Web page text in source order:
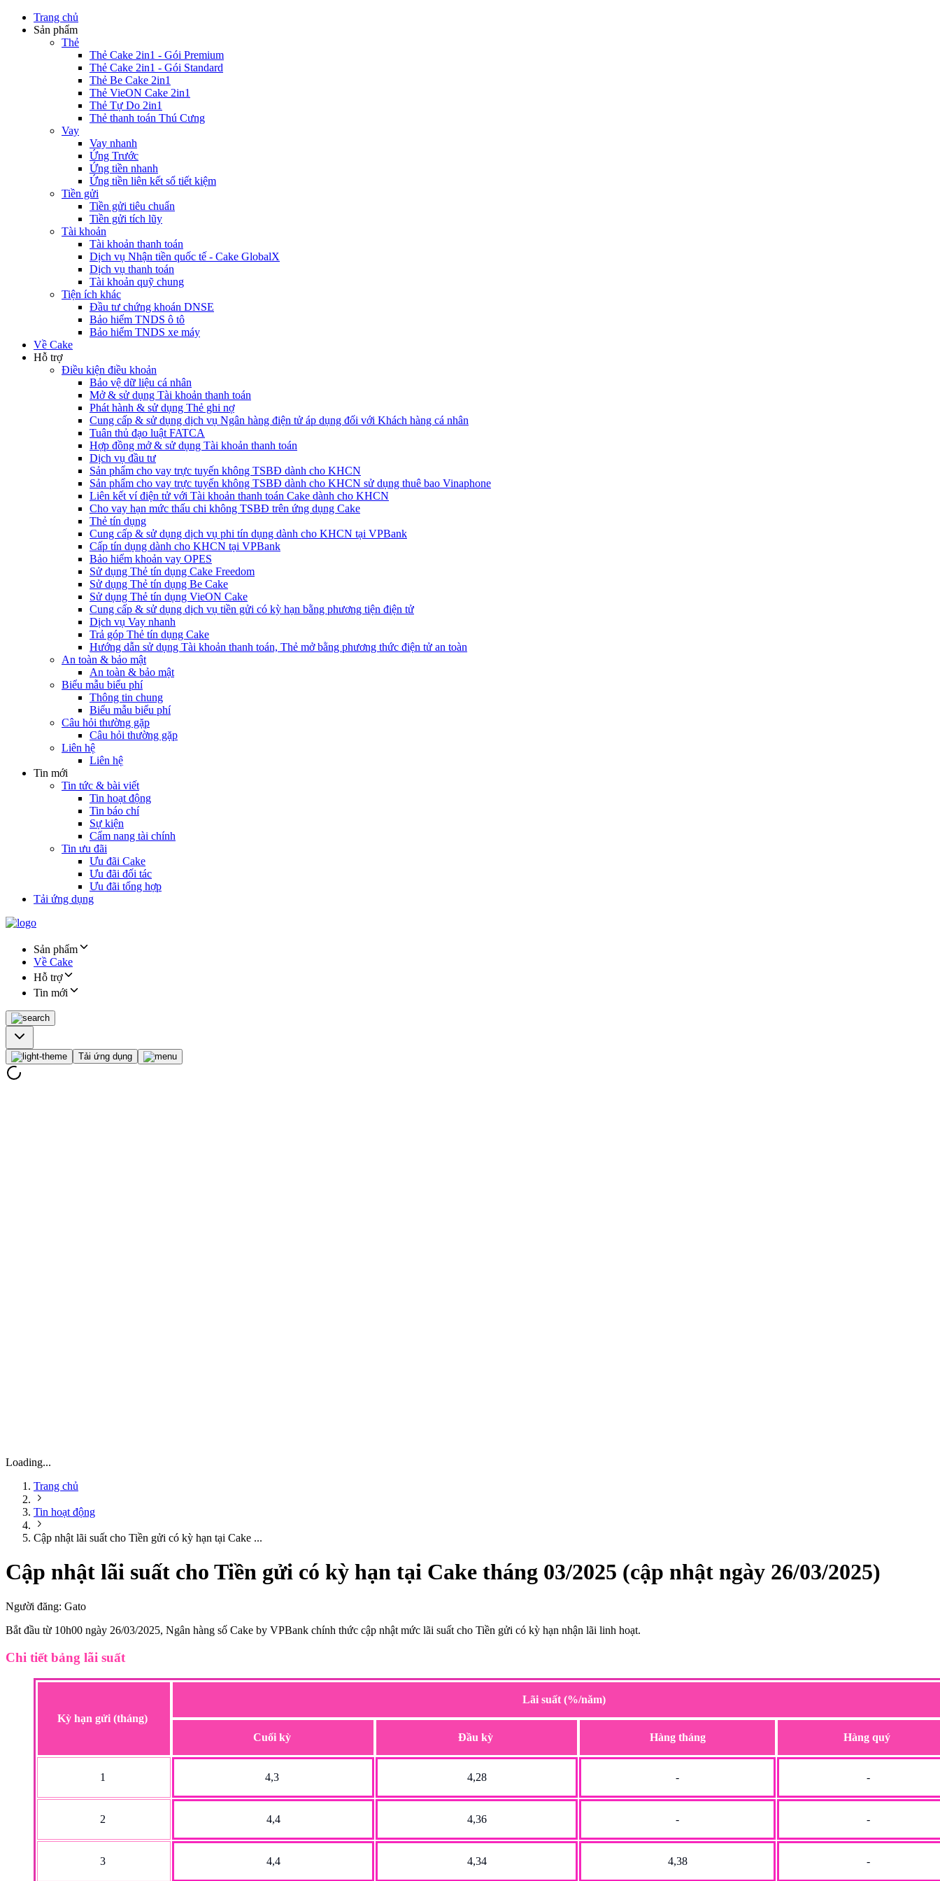
Trang chủ
Sản phẩm
Thẻ
Thẻ Cake 2in1 - Gói Premium
Thẻ Cake 2in1 - Gói Standard
Thẻ Be Cake 2in1
Thẻ VieON Cake 2in1
Thẻ Tự Do 2in1
Thẻ thanh toán Thú Cưng
Vay
Vay nhanh
Ứng Trước
Ứng tiền nhanh
Ứng tiền liên kết sổ tiết kiệm
Tiền gửi
Tiền gửi tiêu chuẩn
Tiền gửi tích lũy
Tài khoản
Tài khoản thanh toán
Dịch vụ Nhận tiền quốc tế - Cake GlobalX
Dịch vụ thanh toán
Tài khoản quỹ chung
Tiện ích khác
Đầu tư chứng khoán DNSE
Bảo hiểm TNDS ô tô
Bảo hiểm TNDS xe máy
Về Cake
Hỗ trợ
Điều kiện điều khoản
Bảo vệ dữ liệu cá nhân
Mở & sử dụng Tài khoản thanh toán
Phát hành & sử dụng Thẻ ghi nợ
Cung cấp & sử dụng dịch vụ Ngân hàng điện tử áp dụng đối với Khách hàng cá nhân
Tuân thủ đạo luật FATCA
Hợp đồng mở & sử dụng Tài khoản thanh toán
Dịch vụ đầu tư
Sản phẩm cho vay trực tuyến không TSBĐ dành cho KHCN
Sản phẩm cho vay trực tuyến không TSBĐ dành cho KHCN sử dụng thuê bao Vinaphone
Liên kết ví điện tử với Tài khoản thanh toán Cake dành cho KHCN
Cho vay hạn mức thấu chi không TSBĐ trên ứng dụng Cake
Thẻ tín dụng
Cung cấp & sử dụng dịch vụ phi tín dụng dành cho KHCN tại VPBank
Cấp tín dụng dành cho KHCN tại VPBank
Bảo hiểm khoản vay OPES
Sử dụng Thẻ tín dụng Cake Freedom
Sử dụng Thẻ tín dụng Be Cake
Sử dụng Thẻ tín dụng VieON Cake
Cung cấp & sử dụng dịch vụ tiền gửi có kỳ hạn bằng phương tiện điện tử
Dịch vụ Vay nhanh
Trả góp Thẻ tín dụng Cake
Hướng dẫn sử dụng Tài khoản thanh toán, Thẻ mở bằng phương thức điện tử an toàn
An toàn & bảo mật
An toàn & bảo mật
Biểu mẫu biểu phí
Thông tin chung
Biểu mẫu biểu phí
Câu hỏi thường gặp
Câu hỏi thường gặp
Liên hệ
Liên hệ
Tin mới
Tin tức & bài viết
Tin hoạt động
Tin báo chí
Sự kiện
Cẩm nang tài chính
Tin ưu đãi
Ưu đãi Cake
Ưu đãi đối tác
Ưu đãi tổng hợp
Tải ứng dụng
Sản phẩm
Về Cake
Hỗ trợ
Tin mới
Tải ứng dụng
Loading...
Trang chủ
Tin hoạt động
Cập nhật lãi suất cho Tiền gửi có kỳ hạn tại Cake ...
Cập nhật lãi suất cho Tiền gửi có kỳ hạn tại Cake tháng 03/2025 (cập nhật ngày 26/03/2025)
Người đăng: Gato
Bắt đầu từ 10h00 ngày 26/03/2025, Ngân hàng số Cake by VPBank chính thức cập nhật mức lãi suất cho Tiền gửi có kỳ hạn nhận lãi linh hoạt.
Chi tiết bảng lãi suất
Kỳ hạn gửi (tháng)
Lãi suất (%/năm)
Cuối kỳ Đầu kỳ Hàng tháng Hàng quý
1 4,3 4,28 - -
2 4,4 4,36 - -
3 4,4 4,34 4,38 -